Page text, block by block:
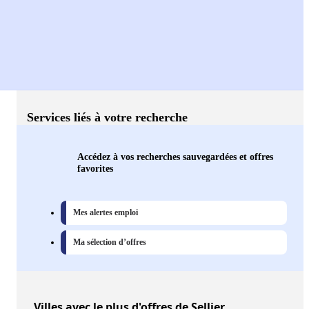
Services liés à votre recherche
Accédez à vos recherches sauvegardées et offres
favorites
Mes alertes emploi
Ma sélection d’offres